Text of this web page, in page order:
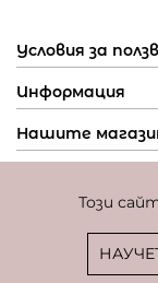
Този
Условия за
Информация
Нашите